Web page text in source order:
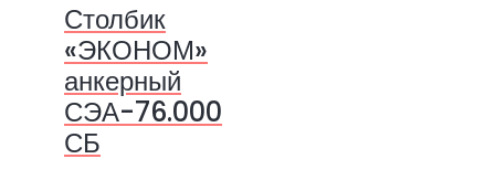
Столбик
«ЭКОНОМ»
анкерный
СЭА-76.000
СБ